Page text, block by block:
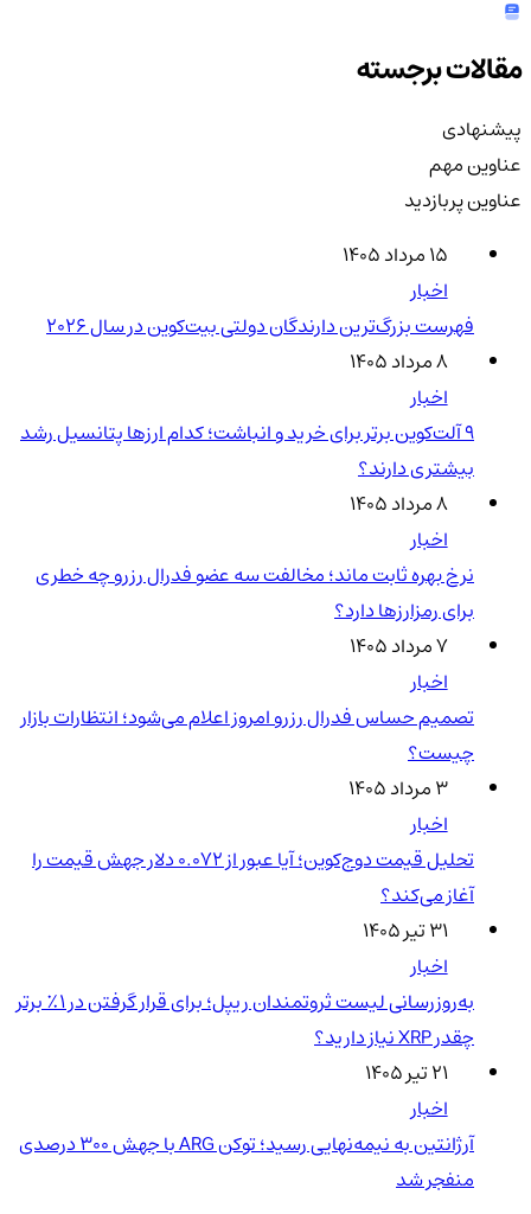
مقالات برجسته
پیشنهادی
عناوین مهم
عناوین پربازدید
۱۵ مرداد ۱۴۰۵
اخبار
فهرست بزرگ‌ترین دارندگان دولتی بیت‌کوین در سال 2026
۸ مرداد ۱۴۰۵
اخبار
۹ آلت‌کوین برتر برای خرید و انباشت؛ کدام ارزها پتانسیل رشد
بیشتری دارند؟
۸ مرداد ۱۴۰۵
اخبار
نرخ بهره ثابت ماند؛ مخالفت سه عضو فدرال رزرو چه خطری
برای رمزارزها دارد؟
۷ مرداد ۱۴۰۵
اخبار
تصمیم حساس فدرال رزرو امروز اعلام می‌شود؛ انتظارات بازار
چیست؟
۳ مرداد ۱۴۰۵
اخبار
تحلیل قیمت دوج‌کوین؛ آیا عبور از ۰.۰۷۲ دلار جهش قیمت را
آغاز می‌کند؟
۳۱ تیر ۱۴۰۵
اخبار
به‌روزرسانی لیست ثروتمندان ریپل؛ برای قرار گرفتن در ۱٪ برتر
چقدر XRP نیاز دارید؟
۲۱ تیر ۱۴۰۵
اخبار
آرژانتین به نیمه‌نهایی رسید؛ توکن ARG با جهش ۳۰۰ درصدی
منفجر شد